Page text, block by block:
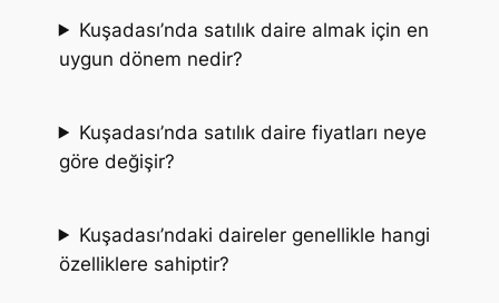
Kuşadası’nda satılık daire almak için en
uygun dönem nedir?
Kuşadası’nda satılık daire fiyatları neye
göre değişir?
Kuşadası’ndaki daireler genellikle hangi
özelliklere sahiptir?